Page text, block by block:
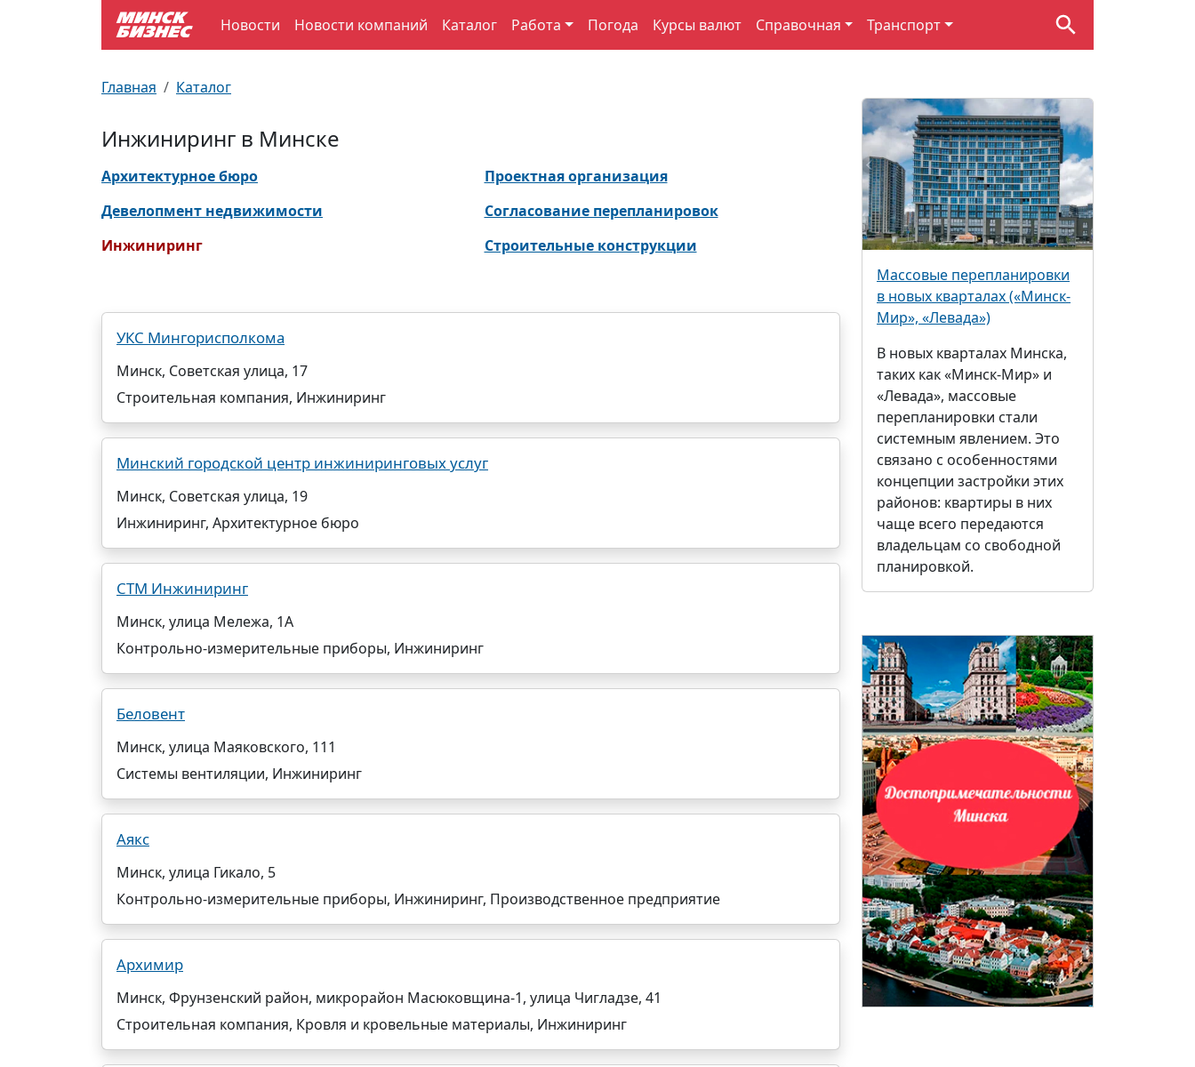
Новости Новости компаний Каталог Работа Погода Курсы валют Справочная Транспорт
Главная Каталог
Инжиниринг в Минске
Архитектурное бюро
Девелопмент недвижимости
Инжиниринг
Проектная организация
Согласование перепланировок
Строительные конструкции
УКС Мингорисполкома
Минск, Советская улица, 17
Строительная компания, Инжиниринг
Минский городской центр инжиниринговых услуг
Минск, Советская улица, 19
Инжиниринг, Архитектурное бюро
СТМ Инжиниринг
Минск, улица Мележа, 1А
Контрольно-измерительные приборы, Инжиниринг
Беловент
Минск, улица Маяковского, 111
Системы вентиляции, Инжиниринг
Аякс
Минск, улица Гикало, 5
Контрольно-измерительные приборы, Инжиниринг, Производственное предприятие
Архимир
Минск, Фрунзенский район, микрорайон Масюковщина-1, улица Чигладзе, 41
Строительная компания, Кровля и кровельные материалы, Инжиниринг
Массовые перепланировки
в новых кварталах («Минск-
Мир», «Левада»)
В новых кварталах Минска,
таких как «Минск-Мир» и
«Левада», массовые
перепланировки стали
системным явлением. Это
связано с особенностями
концепции застройки этих
районов: квартиры в них
чаще всего передаются
владельцам со свободной
планировкой.
Улицы Минска
Производственный календарь
Пробки на дорогах